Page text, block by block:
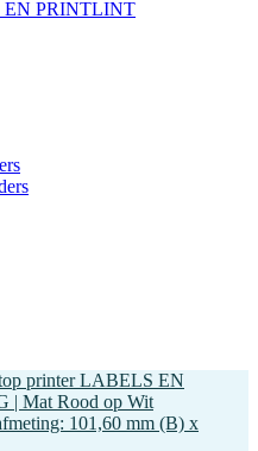
EN PRINTLINT
printer LABELS EN
| Mat Rood op Wit
101,60 mm (B) x